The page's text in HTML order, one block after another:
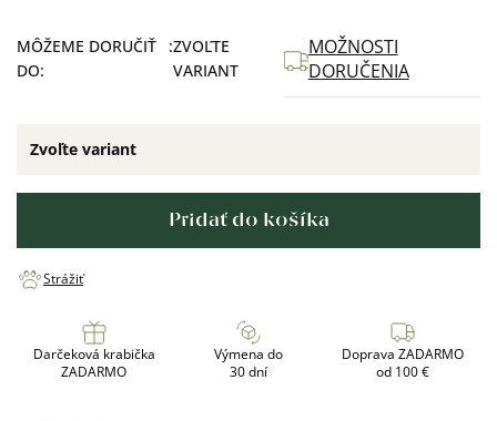
Zvoľte variant
MÔŽEME DORUČIŤ
DO:
ZVOĽTE
VARIANT
MOŽNOSTI
DORUČENIA
Pridať do košíka
Strážiť
Darčeková krabička
ZADARMO
Výmena do
30 dní
Doprava ZADARMO
od 100 €